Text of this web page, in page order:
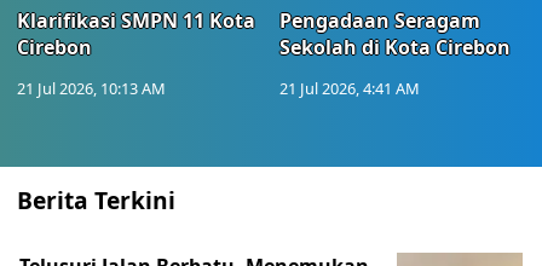
Klarifikasi SMPN 11 Kota
Cirebon
21 Jul 2026, 10:13 AM
Pengadaan Seragam
Sekolah di Kota Cirebon
21 Jul 2026, 4:41 AM
Berita Terkini